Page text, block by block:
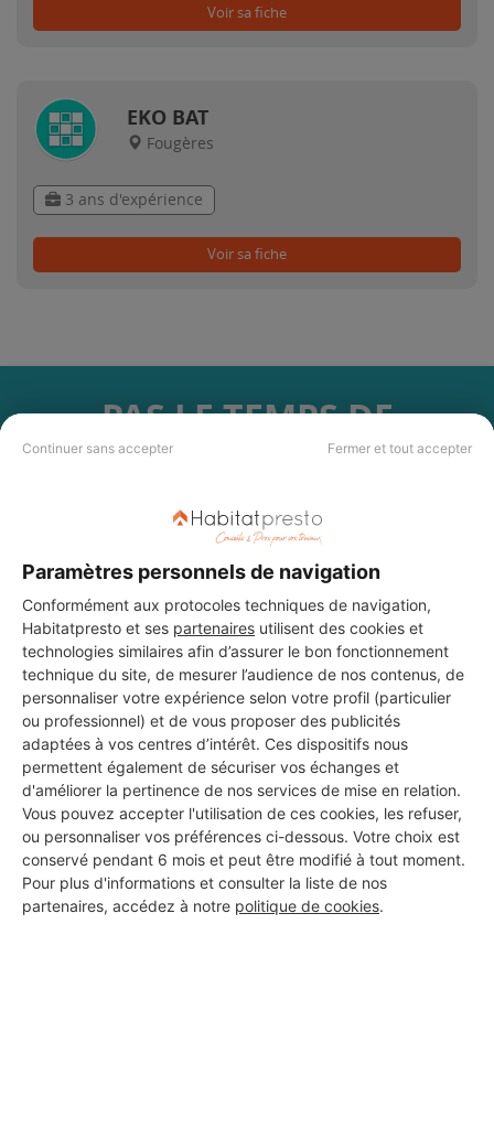
Continuer sans accepter Fermer et tout accepter
Paramètres personnels de navigation
Conformément aux protocoles techniques de navigation,
Habitatpresto et ses partenaires utilisent des cookies et
technologies similaires afin d’assurer le bon fonctionnement
technique du site, de mesurer l’audience de nos contenus, de
personnaliser votre expérience selon votre profil (particulier
ou professionnel) et de vous proposer des publicités
adaptées à vos centres d’intérêt. Ces dispositifs nous
permettent également de sécuriser vos échanges et
d'améliorer la pertinence de nos services de mise en relation.
Vous pouvez accepter l'utilisation de ces cookies, les refuser,
ou personnaliser vos préférences ci-dessous. Votre choix est
conservé pendant 6 mois et peut être modifié à tout moment.
Pour plus d'informations et consulter la liste de nos
partenaires, accédez à notre politique de cookies.
Voir sa fiche
EKO BAT
Fougères
3 ans d'expérience
Voir sa fiche
PAS LE TEMPS DE
CHERCHER ?
Vous souhaitez réaliser des travaux et ne savez quel professionnel
choisir ? Demandez des devis travaux auprès de notre réseau de 5 000
professionnels partout en France.
DEMANDER UN DEVIS